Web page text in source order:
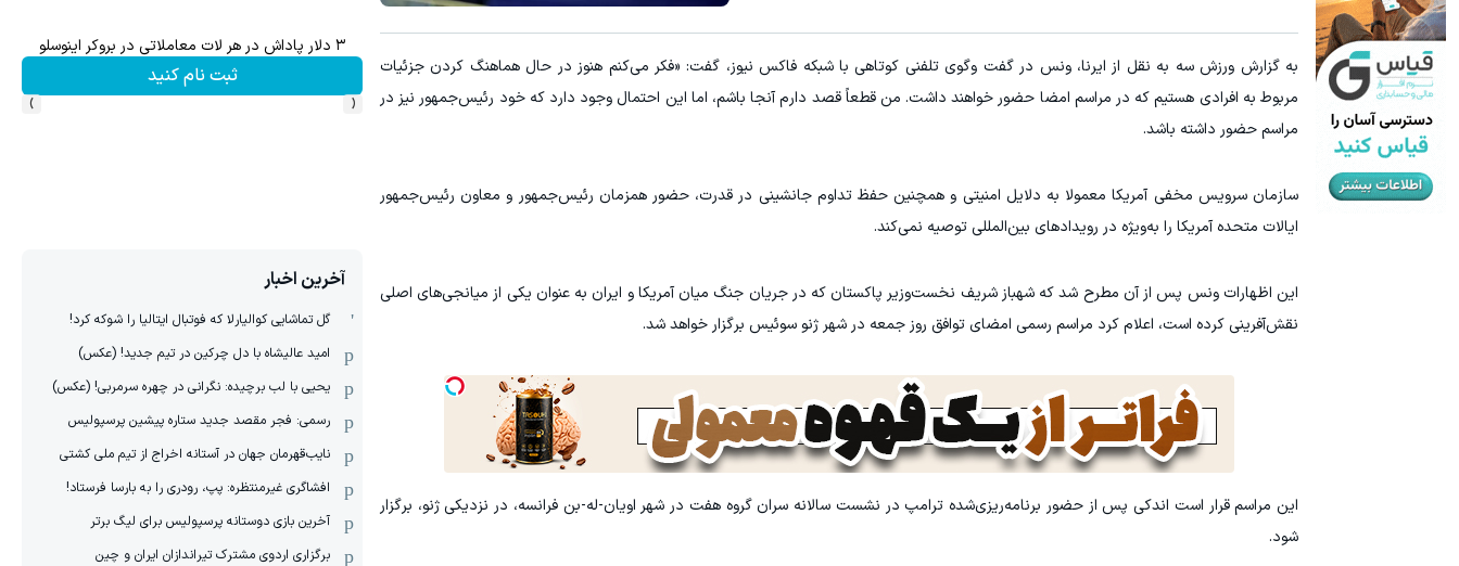
به گزارش ورزش سه به نقل از ایرنا، ونس در گفت‌ وگوی تلفنی کوتاهی با شبکه فاکس نیوز، گفت: «فکر می‌کنم هنوز در حال هماهنگ کردن جزئیات
مربوط به افرادی هستیم که در مراسم امضا حضور خواهند داشت. من قطعاً قصد دارم آنجا باشم، اما این احتمال وجود دارد که خود رئیس‌جمهور نیز در
مراسم حضور داشته باشد.
سازمان سرویس مخفی آمریکا معمولا به دلایل امنیتی و همچنین حفظ تداوم جانشینی در قدرت، حضور همزمان رئیس‌جمهور و معاون رئیس‌جمهور
ایالات متحده آمریکا را به‌ویژه در رویدادهای بین‌المللی توصیه نمی‌کند.
این اظهارات ونس پس از آن مطرح شد که شهباز شریف نخست‌وزیر پاکستان که در جریان جنگ میان آمریکا و ایران به عنوان یکی از میانجی‌های اصلی
نقش‌آفرینی کرده است، اعلام کرد مراسم رسمی امضای توافق روز جمعه در شهر ژنو سوئیس برگزار خواهد شد.
این مراسم قرار است اندکی پس از حضور برنامه‌ریزی‌شده ترامپ در نشست سالانه سران گروه هفت در شهر اویان-له-بن فرانسه، در نزدیکی ژنو، برگزار
شود.
۳ دلار پاداش در هر لات معاملاتی در بروکر اینوسلو
ثبت نام کنید
‹
›
آخرین اخبار
گل تماشایی کوالیارلا که فوتبال ایتالیا را شوکه کرد!
امید عالیشاه با دل چرکین در تیم جدید! (عکس)
یحیی با لب برچیده: نگرانی در چهره سرمربی! (عکس)
رسمی: فجر مقصد جدید ستاره پیشین پرسپولیس
نایب‌قهرمان جهان در آستانه اخراج از تیم ملی کشتی
افشاگری غیرمنتظره: پپ، رودری را به بارسا فرستاد!
آخرین بازی دوستانه پرسپولیس برای لیگ برتر
برگزاری اردوی مشترک تیراندازان ایران و چین